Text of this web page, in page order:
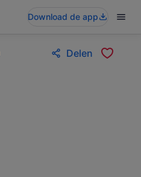
Download de app
Delen